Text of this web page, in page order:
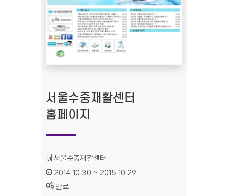
서울수중재활센터
홈페이지
기관명 :
서울수중재활센터
인증기간 :
2014.10.30 ~ 2015.10.29
상태 :
만료